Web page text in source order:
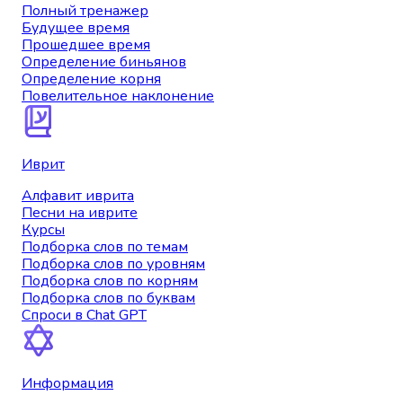
Полный тренажер
Будущее время
Прошедшее время
Определение биньянов
Определение корня
Повелительное наклонение
Иврит
Алфавит иврита
Песни на иврите
Курсы
Подборка слов по темам
Подборка слов по уровням
Подборка слов по корням
Подборка слов по буквам
Спроси в Chat GPT
Информация